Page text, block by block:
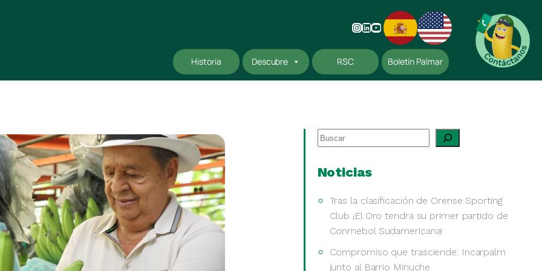
Instagram
LinkedIn
YouTube
Historia Descubre RSC Boletín Palmar
Buscar
Noticias
Tras la clasificación de Orense Sporting
Club ¡El Oro tendrá su primer partido de
Conmebol Sudamericana!
Compromiso que trasciende: Incarpalm
junto al Barrio Minuche